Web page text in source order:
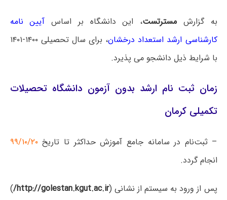
به گزارش مسترتست، این دانشگاه بر اساس آیین نامه
کارشناسی ارشد استعداد درخشان
، برای سال تحصیلی ۱۴۰۰-۱۴۰۱
با شرایط ذیل دانشجو می پذیرد.
زمان ثبت نام ارشد بدون آزمون دانشگاه تحصیلات
تکمیلی کرمان
– ثبت‌نام در سامانه جامع آموزش حداکثر تا تاریخ۹۹/۱۰/۲۰
انجام گردد.
پس از ورود به سیستم از نشانی (http://golestan.kgut.ac.ir/
)